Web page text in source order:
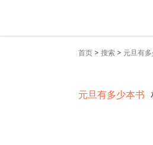
首页 > 搜索 > 元旦有
元旦有多少本书